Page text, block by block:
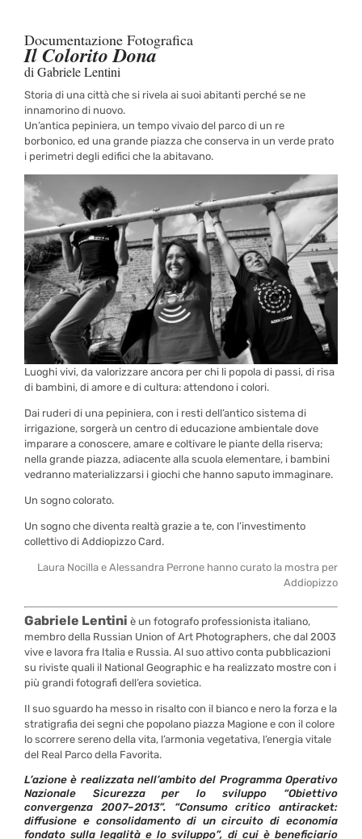
Documentazione Fotografica
Il Colorito Dona
di Gabriele Lentini
Storia di una città che si rivela ai suoi abitanti perché se ne
innamorino di nuovo.
Un’antica pepiniera, un tempo vivaio del parco di un re
borbonico, ed una grande piazza che conserva in un verde prato
i perimetri degli edifici che la abitavano.
Luoghi vivi, da valorizzare ancora per chi li popola di passi, di risa
di bambini, di amore e di cultura: attendono i colori.
Dai ruderi di una pepiniera, con i resti dell’antico sistema di
irrigazione, sorgerà un centro di educazione ambientale dove
imparare a conoscere, amare e coltivare le piante della riserva;
nella grande piazza, adiacente alla scuola elementare, i bambini
vedranno materializzarsi i giochi che hanno saputo immaginare.
Un sogno colorato.
Un sogno che diventa realtà grazie a te, con l’investimento
collettivo di Addiopizzo Card.
Laura Nocilla e Alessandra Perrone hanno curato la mostra per
Addiopizzo
Gabriele Lentini è un fotografo professionista italiano,
membro della Russian Union of Art Photographers, che dal 2003
vive e lavora fra Italia e Russia. Al suo attivo conta pubblicazioni
su riviste quali il National Geographic e ha realizzato mostre con i
più grandi fotografi dell’era sovietica.
Il suo sguardo ha messo in risalto con il bianco e nero la forza e la
stratigrafia dei segni che popolano piazza Magione e con il colore
lo scorrere sereno della vita, l’armonia vegetativa, l’energia vitale
del Real Parco della Favorita.
L’azione è realizzata nell’ambito del Programma Operativo
Nazionale Sicurezza per lo sviluppo “Obiettivo
convergenza 2007–2013”. “Consumo critico antiracket:
diffusione e consolidamento di un circuito di economia
fondato sulla legalità e lo sviluppo”, di cui è beneficiario